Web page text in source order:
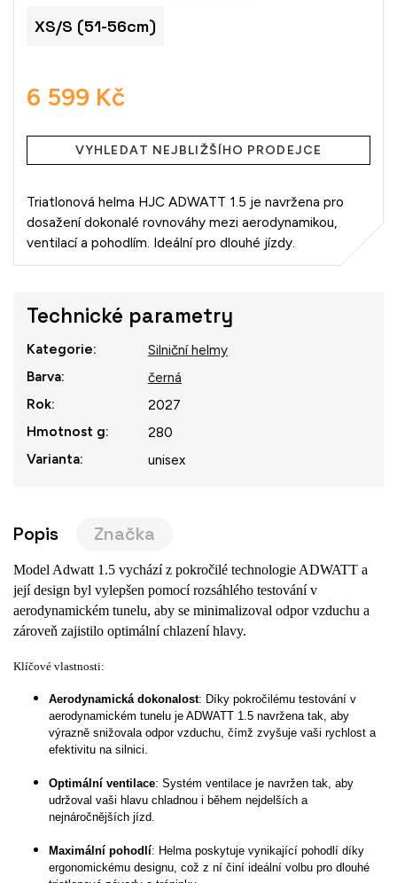
6 599 Kč
cena:
VYHLEDAT NEJBLIŽŠÍHO PRODEJCE
XS/S (51-56cm)
Triatlonová helma HJC ADWATT 1.5 je navržena pro
dosažení dokonalé rovnováhy mezi aerodynamikou,
ventilací a pohodlím. Ideální pro dlouhé jízdy.
Technické parametry
Kategorie:
Silniční helmy
Barva:
černá
Rok:
2027
Hmotnost g:
280
Varianta: unisex
Popis Značka
Model Adwatt 1.5 vychází z pokročilé technologie ADWATT a
její design byl vylepšen pomocí rozsáhlého testování v
aerodynamickém tunelu, aby se minimalizoval odpor vzduchu a
zároveň zajistilo optimální chlazení hlavy.
Klíčové vlastnosti:
Aerodynamická dokonalost: Díky pokročilému testování v
aerodynamickém tunelu je ADWATT 1.5 navržena tak, aby
výrazně snižovala odpor vzduchu, čímž zvyšuje vaši rychlost a
efektivitu na silnici.
Optimální ventilace: Systém ventilace je navržen tak, aby
udržoval vaši hlavu chladnou i během nejdelších a
nejnáročnějších jízd.
Maximální pohodlí: Helma poskytuje vynikající pohodlí díky
ergonomickému designu, což z ní činí ideální volbu pro dlouhé